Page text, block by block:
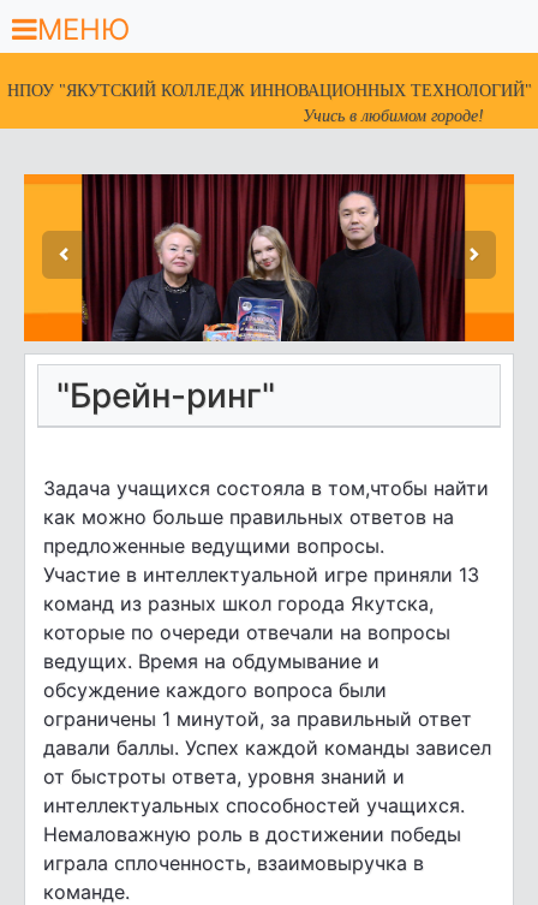
МЕНЮ
НПОУ "ЯКУТСКИЙ КОЛЛЕДЖ ИННОВАЦИОННЫХ ТЕХНОЛОГИЙ"
Учись в любимом городе!
"Брейн-ринг"
Задача учащихся состояла в том,чтобы найти
как можно больше правильных ответов на
предложенные ведущими вопросы.
Участие в интеллектуальной игре приняли 13
команд из разных школ города Якутска,
которые по очереди отвечали на вопросы
ведущих. Время на обдумывание и
обсуждение каждого вопроса были
ограничены 1 минутой, за правильный ответ
давали баллы. Успех каждой команды зависел
от быстроты ответа, уровня знаний и
интеллектуальных способностей учащихся.
Немаловажную роль в достижении победы
играла сплоченность, взаимовыручка в
команде.